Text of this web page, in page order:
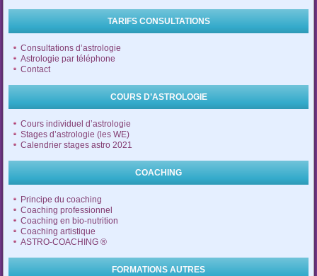
TARIFS CONSULTATIONS
Consultations d’astrologie
Astrologie par téléphone
Contact
COURS D’ASTROLOGIE
Cours individuel d’astrologie
Stages d’astrologie (les WE)
Calendrier stages astro 2021
COACHING
Principe du coaching
Coaching professionnel
Coaching en bio-nutrition
Coaching artistique
ASTRO-COACHING ®
FORMATIONS AUTRES